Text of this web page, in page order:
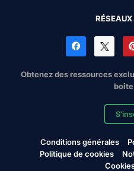
Obtenez des ressources
Conditions générales
Politique de cookies